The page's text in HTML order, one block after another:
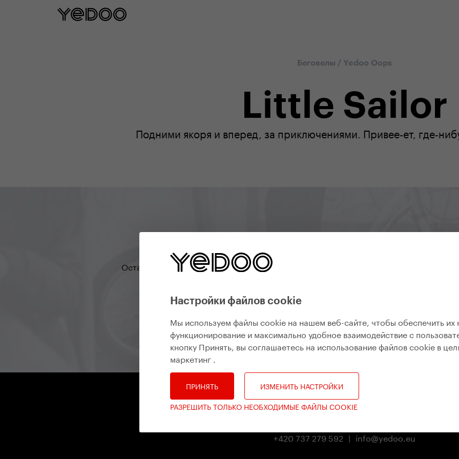
Настройки файлов cookie
Мы используем файлы cookie на нашем веб-сайте, чтобы обеспечить
функционирование и максимально удобное взаимодействие с
кнопку Принять, вы соглашаетесь на использование файлов cookie в
маркетинг .
ПРИНЯТЬ
ИЗМЕНИТЬ НАСТРОЙКИ
РАЗРЕШИТЬ ТОЛЬКО НЕОБХОДИМЫЕ ФАЙЛЫ COOKIE
Беговелы / Yedoo Oops
Little Sailor
Подними якоря и вперед, за приключениями. Привее-ет, где-
Оставайтесь на связи, чтобы вы знали, что происходит, какие интересные события
подписаться на рассылку
+420 737 279 592 | info@yedoo.eu